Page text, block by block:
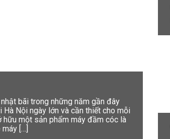
bãi trong những năm gần đây
Nội ngày lớn và cần thiết cho mỗi
một sản phẩm máy đầm cóc là
[…]